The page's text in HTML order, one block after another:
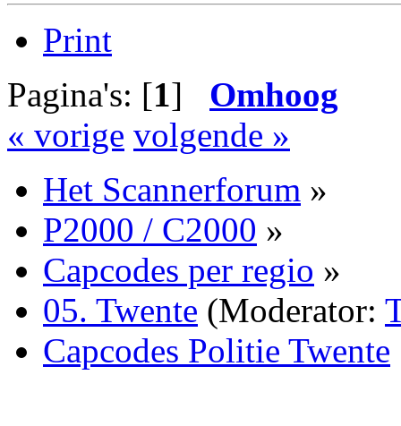
Print
Pagina's: [1] Omhoog
« vorige volgende »
Het Scannerforum »
P2000 / C2000 »
Capcodes per regio »
05. Twente (Moderator:
Capcodes Politie Twente